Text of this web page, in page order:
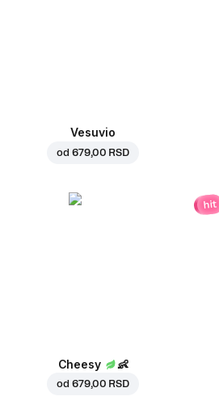
Vesuvio
od 679,00 RSD
Cheesy 👶
od 679,00 RSD
hit